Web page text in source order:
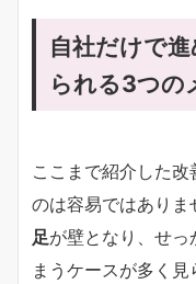
自社だけで
られる3つの
ここまで紹介した
のは容易ではありま
足が壁となり、せ
まうケースが多く